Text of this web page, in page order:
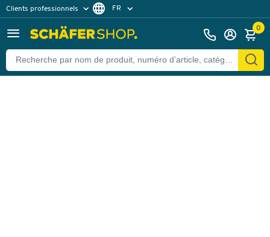
Clients professionnels
Clients particuliers
FR
0
Retour